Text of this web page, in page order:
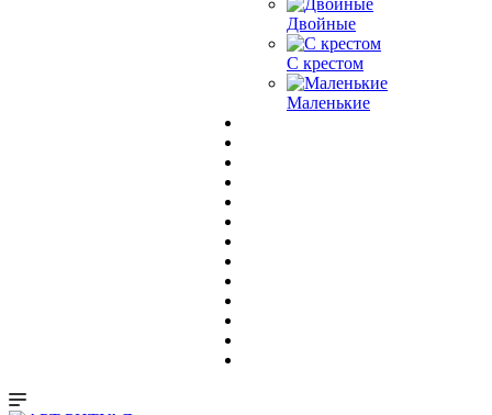
Двойные
С крестом
Маленькие